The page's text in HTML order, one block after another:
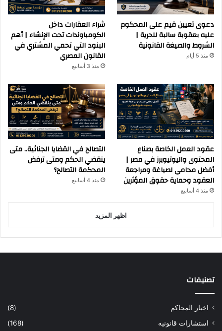
دعوى تعيين قيم على المحكوم
عليه بعقوبة سالبة للحرية |
الشروط والصيغة القانونية
منذ 5 أيام
شراء العقارات داخل
الكومباوندات تحت الإنشاء | أهم
البنود التي تحمي المشتري في
القانون المصري
منذ 3 أسابيع
عقود العمل الخاصة بصناع
المحتوى واليوتيوبرز في مصر |
أفضل محامي لصياغة ومراجعة
العقود وحماية حقوق المؤثرين
منذ 4 أسابيع
التصالح في القضايا الجنائية.. متى
ينقضي الحكم ومتى ترفض
المحكمة التصالح؟
منذ 4 أسابيع
اظهر المزيد
تصنيفات
اخبار المحاكم
(8)
استشارات قانونيه
(168)